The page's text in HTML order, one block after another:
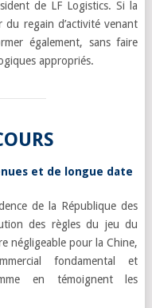
de LF Logistics. Si la
regain d’activité venant
également, sans faire
appropriés.
et de longue date
de la République des
des règles du jeu du
négligeable pour la Chine,
fondamental et
en témoignent les